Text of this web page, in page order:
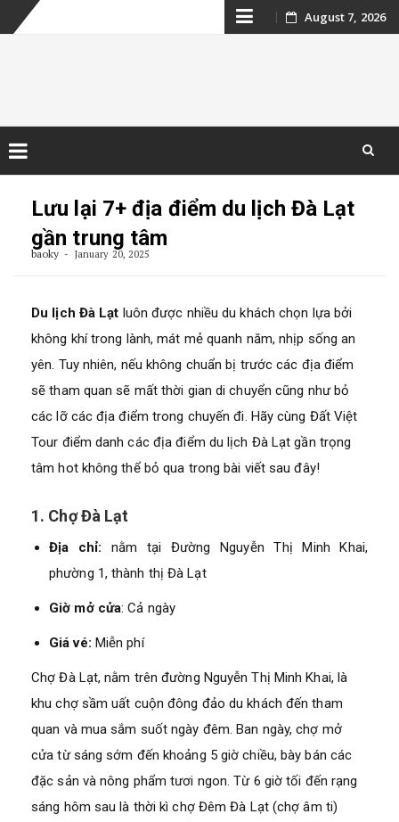
Skip August 7, 2026
lịch Campuchia
content
Lưu lại 7+ địa điểm du lịch Đà Lạt
gần trung tâm​
baoky January 20, 2025
Du lịch Đà Lạt luôn được nhiều du khách chọn lựa bởi
không khí trong lành, mát mẻ quanh năm, nhịp sống an
yên. Tuy nhiên, nếu không chuẩn bị trước các địa điểm
sẽ tham quan sẽ mất thời gian di chuyển cũng như bỏ
các lỡ các địa điểm trong chuyến đi. Hãy cùng Đất Việt
Tour điểm danh các địa điểm du lịch Đà Lạt gần trọng
tâm hot không thể bỏ qua trong bài viết sau đây!
1. Chợ Đà Lạt
Địa chỉ:
nằm tại Đường Nguyễn Thị Minh Khai,
phường 1, thành thị Đà Lạt
Giờ mở cửa: Cả ngày
Giá vé: Miễn phí
Chợ Đà Lạt, nằm trên đường Nguyễn Thị Minh Khai, là
khu chợ sầm uất cuộn đông đảo du khách đến tham
quan và mua sắm suốt ngày đêm. Ban ngày, chợ mở
cửa từ sáng sớm đến khoảng 5 giờ chiều, bày bán các
đặc sản và nông phẩm tươi ngon. Từ 6 giờ tối đến rạng
sáng hôm sau là thời kì chợ Đêm Đà Lạt (chợ âm ti)